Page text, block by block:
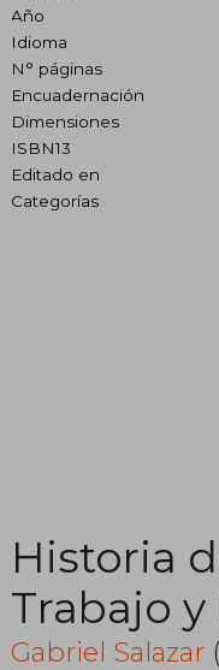
Año
Idioma
N° páginas
Encuadernación
Dimensiones
ISBN13
Editado en
Categorías
Historia
Trabajo y
Lucha
Gabriel Salazar